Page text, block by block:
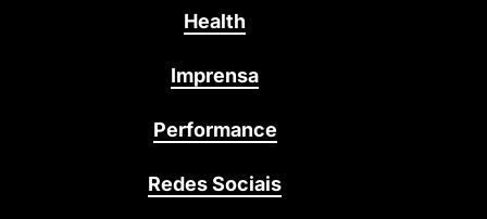
Health
Imprensa
Performance
Redes Sociais